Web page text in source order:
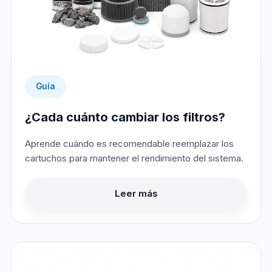
Guía
¿Cada cuánto cambiar los filtros?
Aprende cuándo es recomendable reemplazar los
cartuchos para mantener el rendimiento del sistema.
Leer más